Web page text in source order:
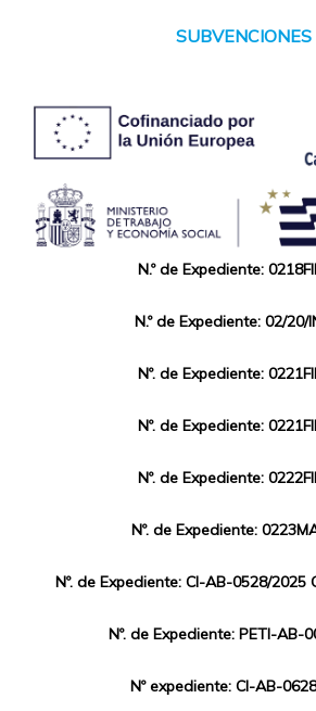
SUBVENCIONES
N.º de Expediente:
N.º de Expediente: 02/20/
Nº. de Expediente:
Nº. de Expediente:
Nº. de Expediente:
Nº. de Expediente:
Nº. de Expediente: CI-AB-0528/2025
Nº. de Expediente: PETI-AB-
Nº expediente: CI-AB-